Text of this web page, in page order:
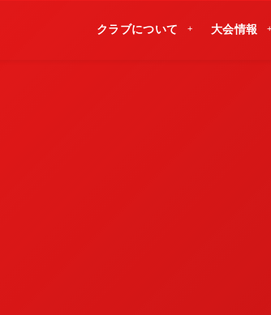
クラブについて 大会情報